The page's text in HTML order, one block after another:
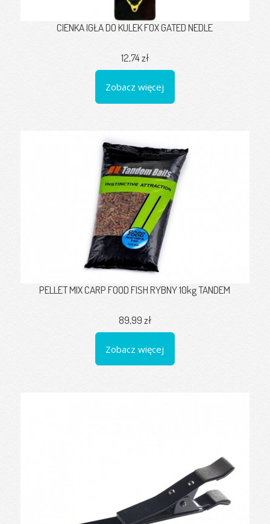
CIENKA IGŁA DO KULEK FOX GATED NEDLE
12,74 zł
Zobacz więcej
PELLET MIX CARP FOOD FISH RYBNY 10kg TANDEM
89,99 zł
Zobacz więcej